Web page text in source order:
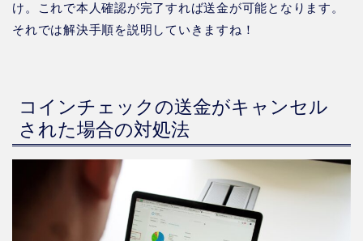
け。これで本人確認が完了すれば送金が可能となります。
それでは解決手順を説明していきますね！
コインチェックの送金がキャンセル
された場合の対処法